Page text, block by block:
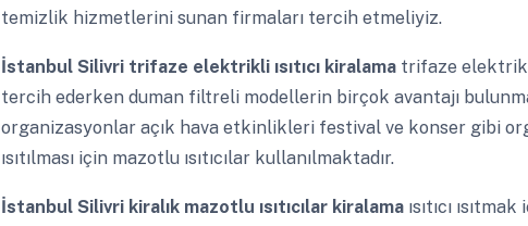
temizlik hizmetlerini sunan firmaları tercih etmeliyiz.
İstanbul Silivri trifaze elektrikli ısıtıcı kiralama trifaze elektrikli
tercih ederken duman filtreli modellerin birçok avantajı
organizasyonlar açık hava etkinlikleri festival ve konser gibi
ısıtılması için mazotlu ısıtıcılar kullanılmaktadır.
İstanbul Silivri kiralık mazotlu ısıtıcılar kiralama ısıtıcı